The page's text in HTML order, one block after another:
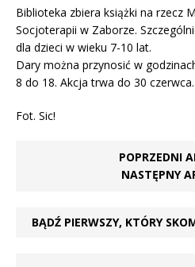
Biblioteka zbiera książki na rzecz
Socjoterapii w Zaborze.
dla dzieci w wieku 7-10 lat.
Dary można przynosić w
8 do 18. Akcja trwa do 30 czerwca.
Fot. Sic!
POPRZEDNI
NASTĘPNY
BĄDŹ PIERWSZY, KTÓRY